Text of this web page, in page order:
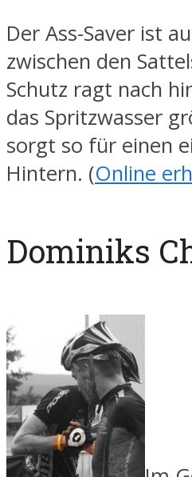
Der Ass-Saver ist
zwischen den
Schutz ragt nach
das Spritzwasser
sorgt so für einen
Hintern. (Online
Dominiks